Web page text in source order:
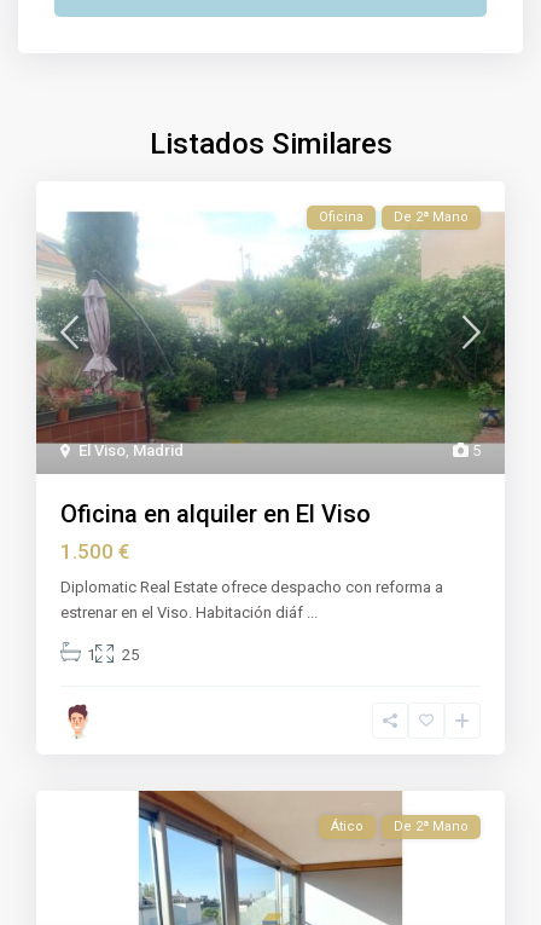
Listados Similares
5
El Viso, Madrid
Oficina De 2ª Mano
Oficina en alquiler en El Viso
1.500 €
Diplomatic Real Estate ofrece despacho con reforma a
estrenar en el Viso. Habitación diáf ...
1 25
Ático De 2ª Mano